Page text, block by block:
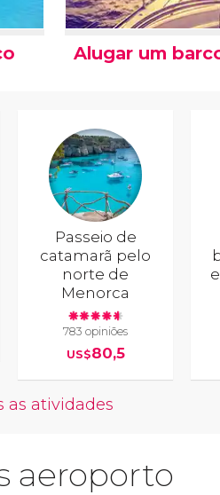
Alugar um
Passeio de
catamarã pelo
norte de
Menorca
783 opiniões
US$80,5
as atividades
aeroporto